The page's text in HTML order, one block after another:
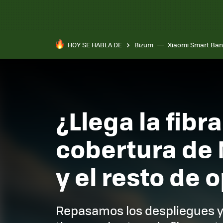
HOY SE HABLA DE Bizum Xiaomi Smart
¿Llega la
cobertura de
y el resto de
Repasamos los despliegues